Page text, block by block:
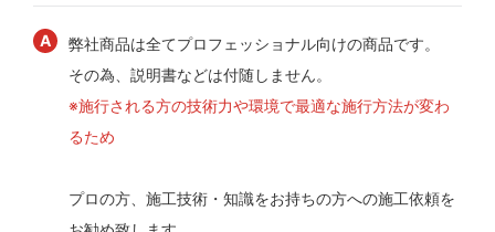
弊社商品は全てプロフェッショナル向けの商品です。
その為、説明書などは付随しません。
※施行される方の技術力や環境で最適な施行方法が変わ
るため
プロの方、施工技術・知識をお持ちの方への施工依頼を